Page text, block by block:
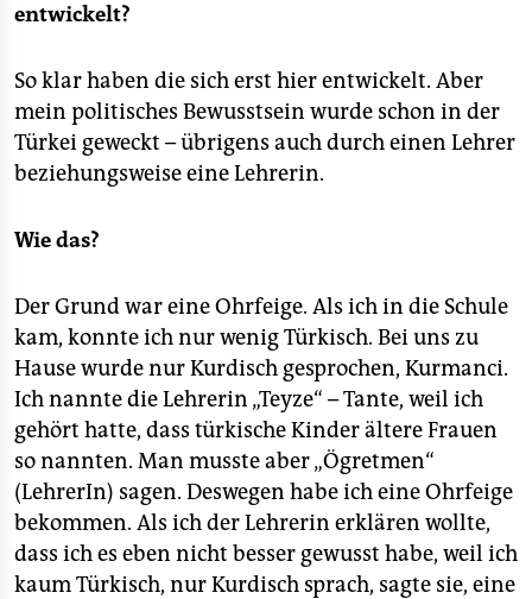
entwickelt?
So klar haben die sich erst hier entwickelt. Aber
mein politisches Bewusstsein wurde schon in der
Türkei geweckt – übrigens auch durch einen Lehrer
beziehungsweise eine Lehrerin.
Wie das?
Der Grund war eine Ohrfeige. Als ich in die Schule
kam, konnte ich nur wenig Türkisch. Bei uns zu
Hause wurde nur Kurdisch gesprochen, Kurmanci.
Ich nannte die Lehrerin „Teyze“ – Tante, weil ich
gehört hatte, dass türkische Kinder ältere Frauen
so nannten. Man musste aber „Ögretmen“
(LehrerIn) sagen. Deswegen habe ich eine Ohrfeige
bekommen. Als ich der Lehrerin erklären wollte,
dass ich es eben nicht besser gewusst habe, weil ich
kaum Türkisch, nur Kurdisch sprach, sagte sie, eine